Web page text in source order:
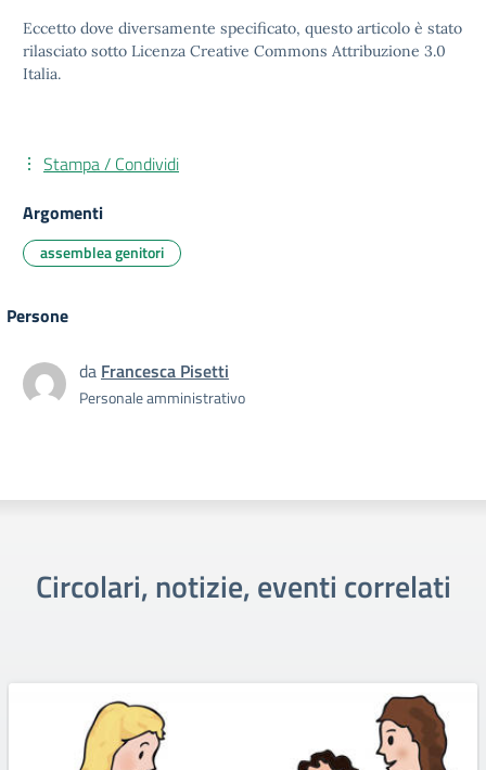
Eccetto dove diversamente specificato, questo articolo è stato
rilasciato sotto Licenza Creative Commons Attribuzione 3.0
Italia.
Stampa / Condividi
Argomenti
assemblea genitori
Persone
da Francesca Pisetti
Personale amministrativo
Circolari, notizie, eventi correlati